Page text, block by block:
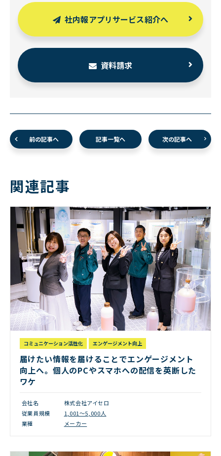
社内報アプリサービス紹介へ
資料請求
前の記事へ 記事一覧へ 次の記事へ
関連記事
コミュニケーション活性化 エンゲージメント向上
届けたい情報を届けることでエンゲージメント
向上へ。個人のPCやスマホへの配信を英断した
ワケ
会社名
株式会社アイセロ
従業員規模
1,001～5,000人
業種
メーカー